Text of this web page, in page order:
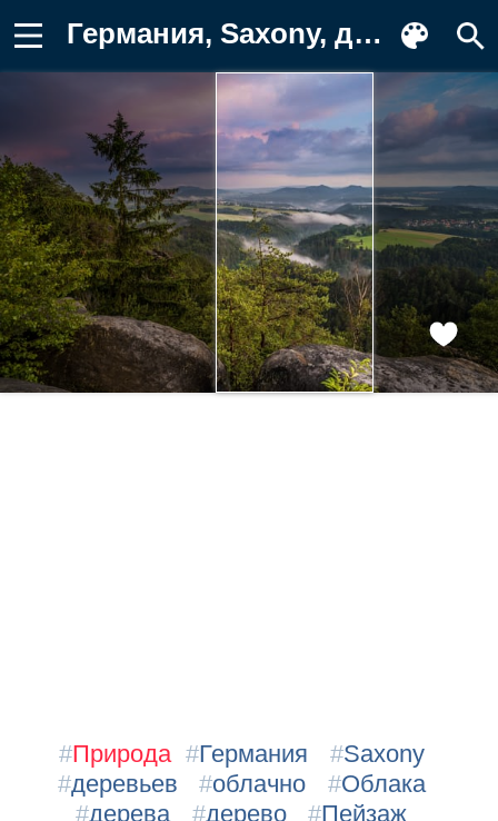
Германия, Saxony, деревьев, облачно Обои для телефона
#Природа #Германия #Saxony
#деревьев #облачно #Облака
#дерева #дерево #Пейзаж